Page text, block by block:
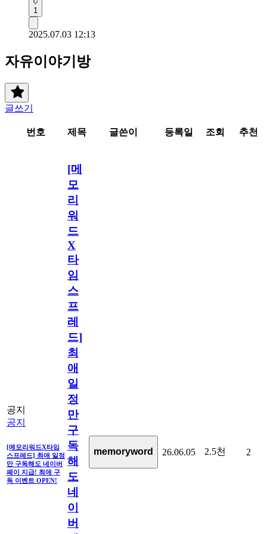
1
2025.07.03 12:13
자유이야기방
글쓰기
번호 제목 글쓴이 등록일 조회 추천
공지
공지
[메모리워드X타임
스프레드] 최애 일정
만 구독해도 네이버
페이 지급! 최애 구
독 이벤트 OPEN!
[메
모
리
워
드
X
타
임
스
프
레
드]
최
애
일
정
만
구
독
해
도
네
이
버
memoryword 26.06.05 2.5천 2